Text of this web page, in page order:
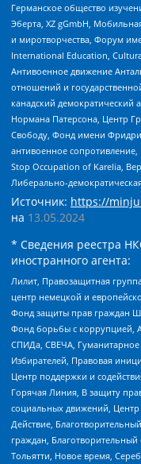
Германское общество
Эберта, XZ gGmbH,
и миротворчества, Форум
International Education,
Антивоенное движение
отношений и
канадский
Нормана Патерсона, Центр
Свободу, Фонд имени
антивоенное
Stop Occupation of Karelia,
Либерально-
Источник: https://
на 13.05.2024
* Сведения реестра
иностранного агента:
Лилит, Правозащитная
центр немецкой и
Фонд защиты прав граждан
Фонд борьбы с
СПИДа, СВЕЧА, Гуманитарное
Избирателей, Правовая
Центр поддержки и
Горячая Линия, В защиту
социальных движений,
Действие,
граждан,
Тольятти, Новое время,